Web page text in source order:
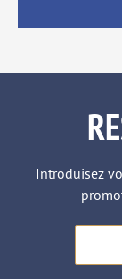
Introduisez